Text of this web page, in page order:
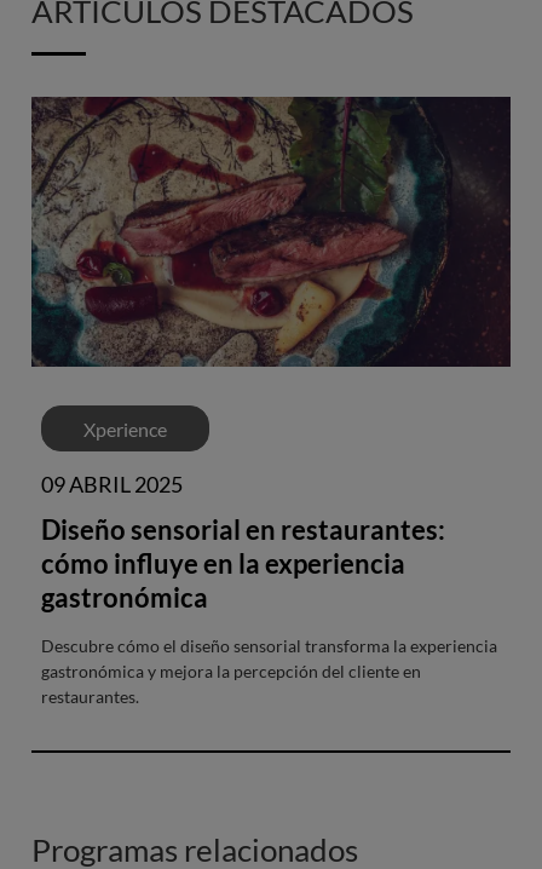
ARTÍCULOS DESTACADOS
Xperience
09 ABRIL 2025
Diseño sensorial en restaurantes:
cómo influye en la experiencia
gastronómica
Descubre cómo el diseño sensorial transforma la experiencia
gastronómica y mejora la percepción del cliente en
restaurantes.
Programas relacionados